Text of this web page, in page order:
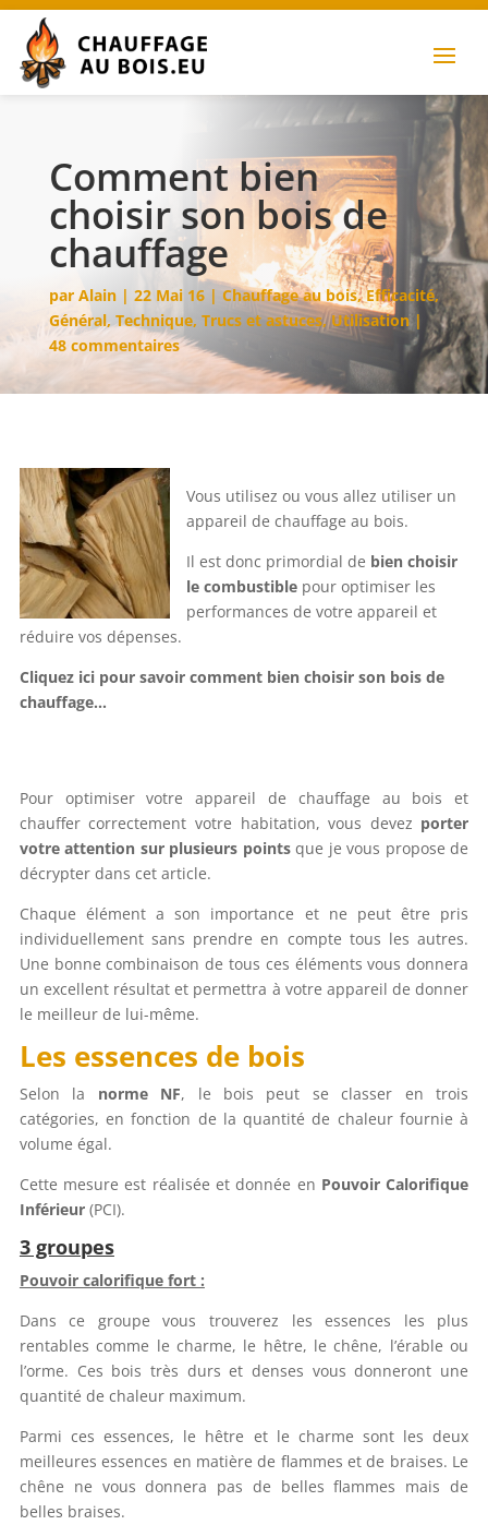
Comment bien
choisir son bois de
chauffage
par Alain| 22 Mai 16| Chauffage au bois,Efficacité,
Général, Technique, Trucs et astuces,Utilisation|
48 commentaires
Vous utilisez ou vous allez utiliser un
appareil de chauffage au bois.
Il est donc primordial de bien choisir
le combustiblepour optimiser les
performances de votre appareil et
réduire vos dépenses.
Cliquez ici pour savoir comment bien choisir son bois de
chauffage…
Pour optimiser votre appareil de chauffage au bois et
chauffer correctement votre habitation, vous devez porter
votre attention sur plusieurs pointsque je vous propose de
décrypter dans cet article.
Chaque élément a son importance et ne peut être pris
individuellement sans prendre en compte tous les autres.
Une bonne combinaison de tous ces éléments vous donnera
un excellent résultat et permettra à votre appareil de donner
le meilleur de lui-même.
Les essences de bois
Selon la norme NF, le bois peut se classer en trois
catégories, en fonction de la quantité de chaleur fournie à
volume égal.
Cette mesure est réalisée et donnée en Pouvoir Calorifique
Inférieur(PCI).
3 groupes
Pouvoir calorifique fort :
Dans ce groupe vous trouverez les essences les plus
rentables comme le charme, le hêtre, le chêne, l’érable ou
l’orme. Ces bois très durs et denses vous donneront une
quantité de chaleur maximum.
Parmi ces essences, le hêtre et le charme sont les deux
meilleures essences en matière de flammes et de braises. Le
chêne ne vous donnera pas de belles flammes mais de
belles braises.